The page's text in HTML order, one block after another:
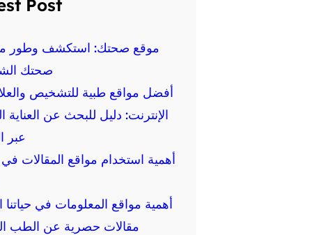
Post
موقع صحتك: استكشف وطور
صحتك
أفضل مواقع طبية للتشخيص
الإنترنت: دليل للبحث عن العناية
عبر
أهمية استخدام مواقع المقالات في
أهمية مواقع المعلومات في حياتنا
مقالات حصرية عن الطب